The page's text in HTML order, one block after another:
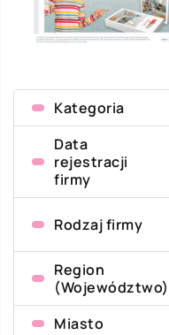
Kategoria
Data
rejestracji
firmy
Rodzaj firmy
Region
(Województwo)
Miasto